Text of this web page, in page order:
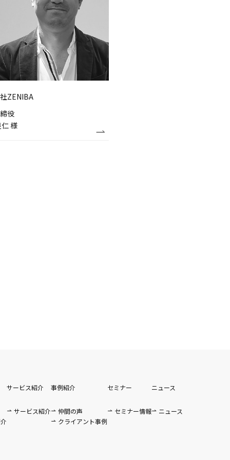
ZENIBA
役
様
サービス紹介
サービス紹介
事例紹介
仲間の声
クライアント事例
セミナー
セミナー情報
ニュース
ニュース